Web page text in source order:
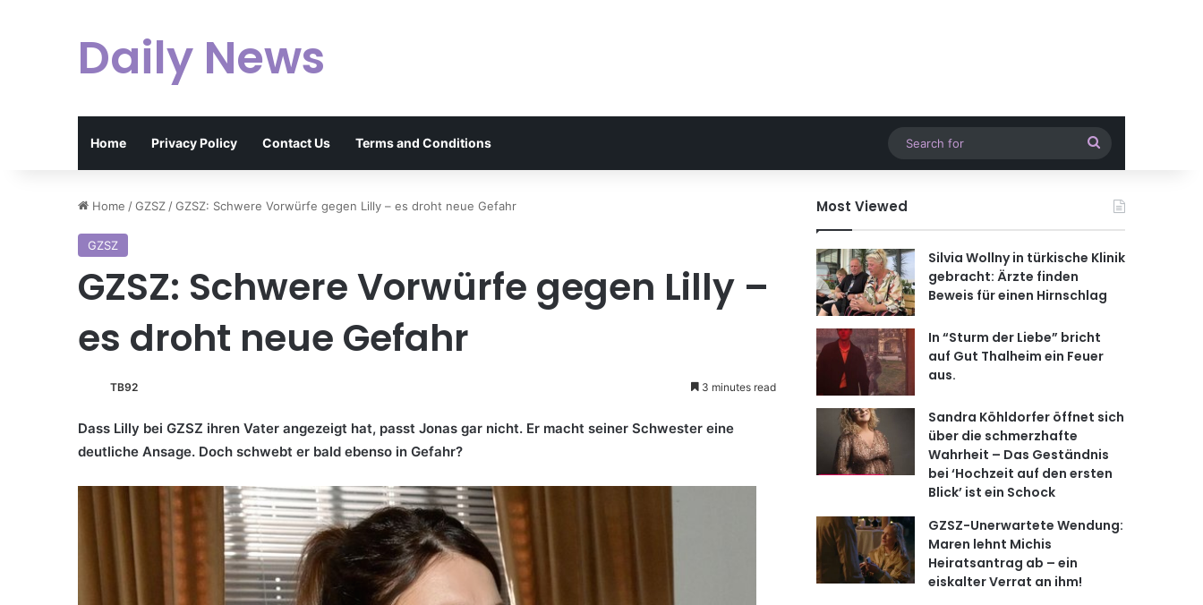
Daily News
Home Privacy Policy Contact Us Terms and Conditions
for
Home /GZSZ /GZSZ: Schwere Vorwürfe gegen Lilly – es droht neue Gefahr
GZSZ
GZSZ: Schwere Vorwürfe gegen Lilly –
es droht neue Gefahr
TB92 3 minutes read
Dass Lilly bei GZSZ ihren Vater angezeigt hat, passt Jonas gar nicht. Er macht seiner Schwester eine
deutliche Ansage. Doch schwebt er bald ebenso in Gefahr?
Most Viewed
Silvia Wollny in türkische Klinik
gebracht: Ärzte finden
Beweis für einen Hirnschlag
In “Sturm der Liebe” bricht
auf Gut Thalheim ein Feuer
aus.
Sandra Köhldorfer öffnet sich
über die schmerzhafte
Wahrheit – Das Geständnis
bei ‘Hochzeit auf den ersten
Blick’ ist ein Schock
GZSZ-Unerwartete Wendung:
Maren lehnt Michis
Heiratsantrag ab – ein
eiskalter Verrat an ihm!